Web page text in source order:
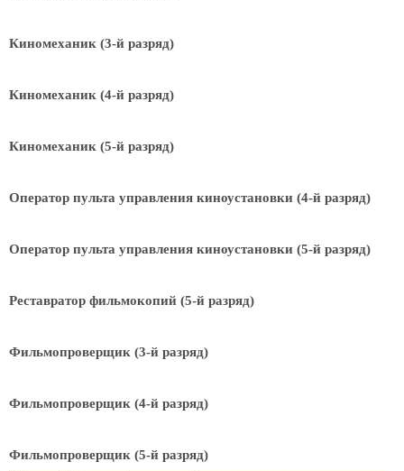
Киномеханик (3-й разряд)
Киномеханик (4-й разряд)
Киномеханик (5-й разряд)
Оператор пульта управления киноустановки (4-й разряд)
Оператор пульта управления киноустановки (5-й разряд)
Реставратор фильмокопий (5-й разряд)
Фильмопроверщик (3-й разряд)
Фильмопроверщик (4-й разряд)
Фильмопроверщик (5-й разряд)